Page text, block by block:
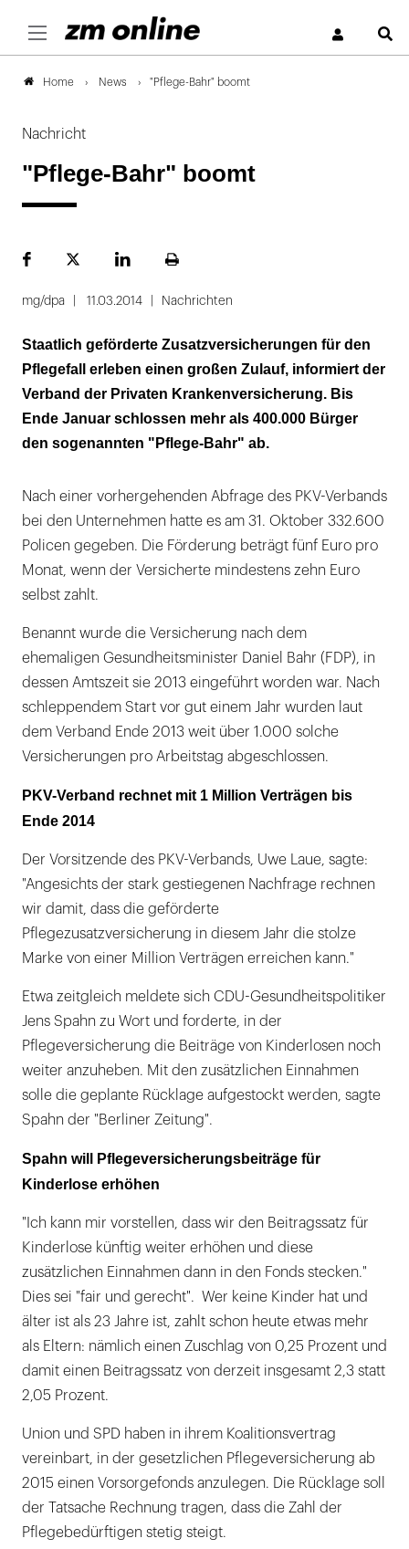
Home News "Pflege-Bahr" boomt
Nachricht
"Pflege-Bahr" boomt
FacebookPlattformLinekdInSeite
mg/dpa 11.03.2014 Nachrichten
Staatlich geförderte Zusatzversicherungen für den
Pflegefall erleben einen großen Zulauf, informiert der
Verband der Privaten Krankenversicherung. Bis
Ende Januar schlossen mehr als 400.000 Bürger
den sogenannten "Pflege-Bahr" ab.
Nach einer vorhergehenden Abfrage des PKV-Verbands
bei den Unternehmen hatte es am 31. Oktober 332.600
Policen gegeben. Die Förderung beträgt fünf Euro pro
Monat, wenn der Versicherte mindestens zehn Euro
selbst zahlt.
Benannt wurde die Versicherung nach dem
ehemaligen Gesundheitsminister Daniel Bahr (FDP), in
dessen Amtszeit sie 2013 eingeführt worden war. Nach
schleppendem Start vor gut einem Jahr wurden laut
dem Verband Ende 2013 weit über 1.000 solche
Versicherungen pro Arbeitstag abgeschlossen.
PKV-Verband rechnet mit 1 Million Verträgen bis
Ende 2014
Der Vorsitzende des PKV-Verbands, Uwe Laue, sagte:
"Angesichts der stark gestiegenen Nachfrage rechnen
wir damit, dass die geförderte
Pflegezusatzversicherung in diesem Jahr die stolze
Marke von einer Million Verträgen erreichen kann."
Etwa zeitgleich meldete sich CDU-Gesundheitspolitiker
Jens Spahn zu Wort und forderte, in der
Pflegeversicherung die Beiträge von Kinderlosen noch
weiter anzuheben. Mit den zusätzlichen Einnahmen
solle die geplante Rücklage aufgestockt werden, sagte
Spahn der "Berliner Zeitung".
Spahn will Pflegeversicherungsbeiträge für
Kinderlose erhöhen
"Ich kann mir vorstellen, dass wir den Beitragssatz für
Kinderlose künftig weiter erhöhen und diese
zusätzlichen Einnahmen dann in den Fonds stecken."
Dies sei "fair und gerecht". Wer keine Kinder hat und
älter ist als 23 Jahre ist, zahlt schon heute etwas mehr
als Eltern: nämlich einen Zuschlag von 0,25 Prozent und
damit einen Beitragssatz von derzeit insgesamt 2,3 statt
2,05 Prozent.
Union und SPD haben in ihrem Koalitionsvertrag
vereinbart, in der gesetzlichen Pflegeversicherung ab
2015 einen Vorsorgefonds anzulegen. Die Rücklage soll
der Tatsache Rechnung tragen, dass die Zahl der
Pflegebedürftigen stetig steigt.